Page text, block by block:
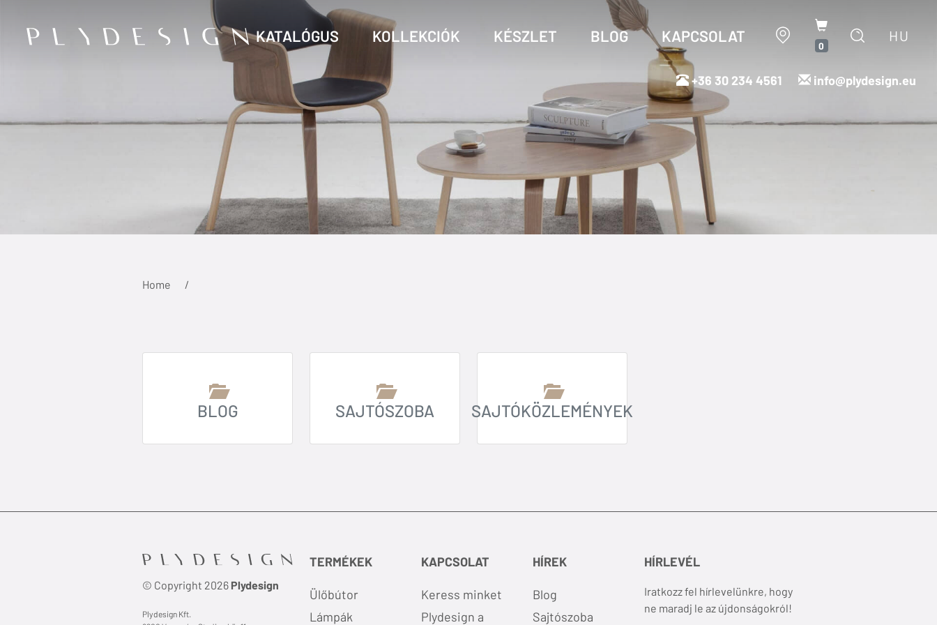
KATALÓGUS KOLLEKCIÓK KÉSZLET BLOG KAPCSOLAT
0
HU
+36 30 234 4561 info@plydesign.eu
Home
BLOG SAJTÓSZOBA SAJTÓKÖZLEMÉNYEK
© Copyright 2026 Plydesign
Plydesign Kft.
TERMÉKEK
Ülőbútor
Lámpák
KAPCSOLAT
Keress minket
Plydesign a
HÍREK
Blog
Sajtószoba
HÍRLEVÉL
Iratkozz fel hírlevelünkre, hogy
ne maradj le az újdonságokról!